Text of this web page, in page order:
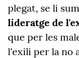
plegat, se li
lideratge de
que per les
l'exili per la no